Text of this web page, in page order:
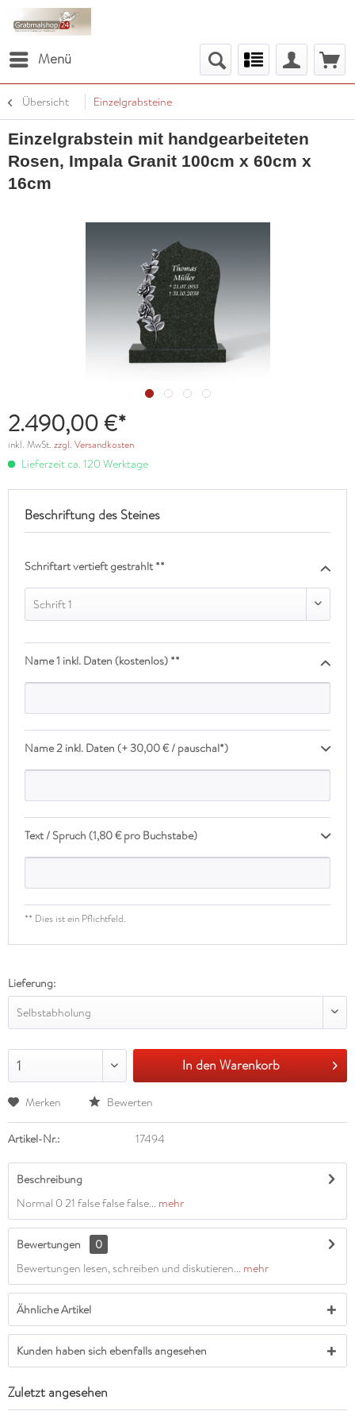
Menü
Übersicht Einzelgrabsteine
Einzelgrabstein mit handgearbeiteten
Rosen, Impala Granit 100cm x 60cm x
16cm
2.490,00 €*
inkl. MwSt. zzgl. Versandkosten
Lieferzeit ca. 120 Werktage
Beschriftung des Steines
Schriftart vertieft gestrahlt **
Schrift 1
Name 1 inkl. Daten (kostenlos) **
Name 2 inkl. Daten (+ 30,00 € / pauschal*)
Text / Spruch (1,80 € pro Buchstabe)
** Dies ist ein Pflichtfeld.
Lieferung:
Selbstabholung
1 In den Warenkorb
Merken Bewerten
Artikel-Nr.: 17494
Beschreibung
Normal 0 21 false false false... mehr
Bewertungen
0
Bewertungen lesen, schreiben und diskutieren... mehr
Ähnliche Artikel
Kunden haben sich ebenfalls angesehen
Zuletzt angesehen